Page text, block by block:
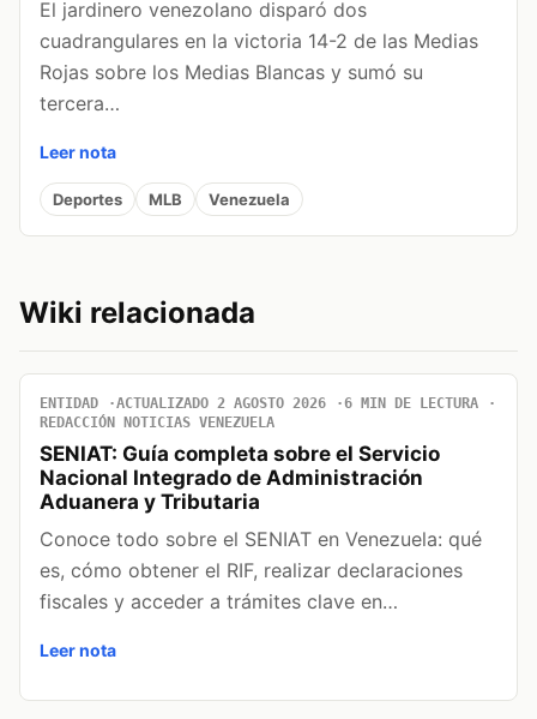
El jardinero venezolano disparó dos
cuadrangulares en la victoria 14-2 de las Medias
Rojas sobre los Medias Blancas y sumó su
tercera…
Leer nota
Deportes MLB Venezuela
Wiki relacionada
ENTIDAD ACTUALIZADO 2 AGOSTO 2026
6 MIN DE LECTURA
REDACCIÓN NOTICIAS VENEZUELA
SENIAT: Guía completa sobre el Servicio
Nacional Integrado de Administración
Aduanera y Tributaria
Conoce todo sobre el SENIAT en Venezuela: qué
es, cómo obtener el RIF, realizar declaraciones
fiscales y acceder a trámites clave en…
Leer nota